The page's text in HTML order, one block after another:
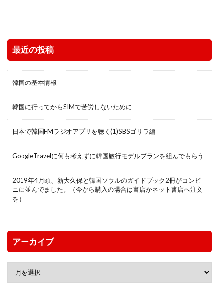
最近の投稿
韓国の基本情報
韓国に行ってからSIMで苦労しないために
日本で韓国FMラジオアプリを聴く(1)SBSゴリラ編
GoogleTravelに何も考えずに韓国旅行モデルプランを組んでもらう
2019年4月頭、新大久保と韓国ソウルのガイドブック2冊がコンビ
ニに並んでました。（今から購入の場合は書店かネット書店へ注文
を）
アーカイブ